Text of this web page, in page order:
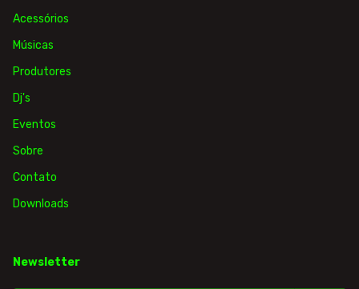
Acessórios
Músicas
Produtores
Dj's
Eventos
Sobre
Contato
Downloads
Newsletter